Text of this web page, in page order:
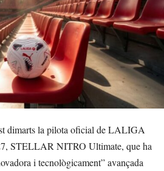
dimarts la pilota oficial de LALIGA
STELLAR NITRO Ultimate, que ha
i tecnològicament” avançada